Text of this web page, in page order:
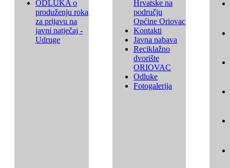
ODLUKA o
produženju roka
za prijavu na
javni natječaj -
Udruge
Hrvatske na
području
Općine Oriovac
Kontakti
Javna nabava
Reciklažno
dvorište
ORIOVAC
Odluke
Fotogalerija